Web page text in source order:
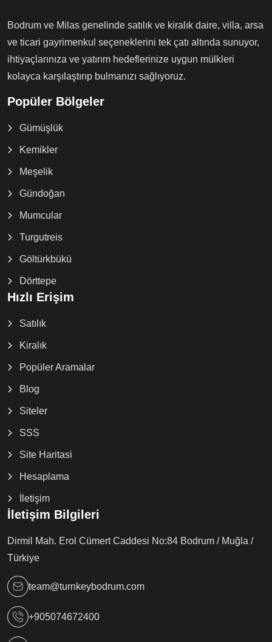
Bodrum ve Milas genelinde satılık ve kiralık daire, villa, arsa
ve ticari gayrimenkul seçeneklerini tek çatı altında sunuyor,
ihtiyaçlarınıza ve yatırım hedeflerinize uygun mülkleri
kolayca karşılaştırıp bulmanızı sağlıyoruz.
Popüler Bölgeler
Gümüşlük
Kemikler
Meşelik
Gündoğan
Mumcular
Turgutreis
Göltürkbükü
Dörttepe
Hızlı Erişim
Satılık
Kiralık
Popüler Aramalar
Blog
Siteler
SSS
Site Haritasi
Hesaplama
İletişim
İletişim Bilgileri
Dirmil Mah. Erol Cümert Caddesi No:84 Bodrum / Muğla /
Türkiye
team@turnkeybodrum.com
+905074672400